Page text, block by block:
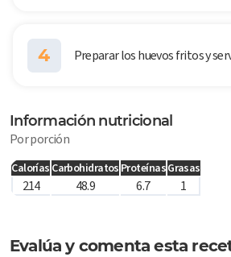
4 Preparar los huevos fritos y
Información nutricional
Por porción
Calorías Carbohidratos ProteínasGrasas
214 48.9 6.7 1
Evalúa y comenta esta